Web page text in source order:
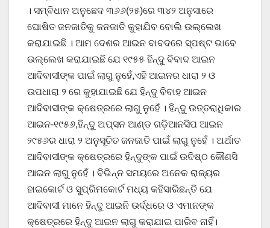
। ସମ୍ବିଧାନ ଅନୁଛେଦ ୩୬୬(୨୫)ରେ ୩୪୨ ଅନୁସାରେ
ଘୋଷିତ ଜନଜାତିକୁ ଜନଜାତି କୁହାଯିବ ବୋଲି ଉଲ୍ଲେଖ
କରାଯାଇଛି । ଆମ ଦେଶର ଆଇନ ବାବଦରେ ସ୍ପଷ୍ଟ ଭାବେ
ଉଲ୍ଲେଖ କରାଯାଇଛି ଯେ ୧୯୫୫ ହିନ୍ଦୁ ବିବାଦ ଆଇନ
ଆଦିବାସୀଙ୍କ ପାଇଁ ଲାଗୁ ନୁହେଁ,ଏହି ଆଇନର ଧାରା ୨ ଓ
ଉପଧାରା ୨ ରେ କୁହାଯାଇଛି ଯେ ହିନ୍ଦୁ ବିବାହ ଆଇନ
ଆଦିବାସୀଙ୍କ କ୍ଷେତ୍ରରେ ଲାଗୁ ନୁହେଁ । ହିନ୍ଦୁ ଉତ୍ତରାଧିକାର
ଆଇନ-୧୯୫୬,ହିନ୍ଦୁ ଅପ୍ସନ ଆଣ୍ଡ ଗଡ଼ିଆନସିପ ଆଇନ
୨୯୫୬ର ଧାରା ୨ ଅନୁସୂଚିତ ଜନଜାତି ପାଇଁ ଲାଗୁ ନୁହେଁ । ଅର୍ଥାତ
ଆଦିବାସୀଙ୍କ କ୍ଷେତ୍ରରେ ହିନ୍ଦୁଙ୍କ ପାଇଁ ଉଦିଷ୍ଠ କୌଣସି
ଆଇନ ଲାଗୁ ନୁହେଁ । ବିଭିନ୍ନ ସମୟରେ ଅନେକ ରାଜ୍ୟର
ହାଇକୋର୍ଟ ଓ ସୁପ୍ରିମକୋର୍ଟ ମଧ୍ୟ କହିସାରିଛନ୍ତି ଯେ
ଆଦିବାସୀ ମାନେ ହିନ୍ଦୁ ଆଇନି ଉର୍ଦ୍ଧରେ ଓ ଏମାନଙ୍କ
କ୍ଷେତ୍ରରେ ହିନ୍ଦୁ ଆଇନ ଲାଗୁ କରାଯାଇ ପାରିବ ନାହିଁ।